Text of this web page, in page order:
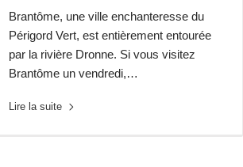
Brantôme, une ville enchanteresse du
Périgord Vert, est entièrement entourée
par la rivière Dronne. Si vous visitez
Brantôme un vendredi,…
Lire la suite